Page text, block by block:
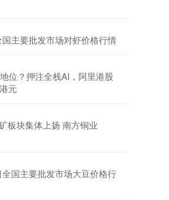
主要批发市场对虾价格行情
位？押注全栈AI，阿里港股
元
板块集体上扬 南方铜业
国主要批发市场大豆价格行